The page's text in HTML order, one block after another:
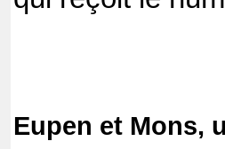
Eupen et Mons,